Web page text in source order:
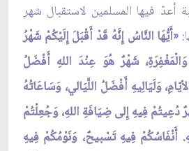
فيها المسلمين لاستقبال شهر
«أَيُّهَا النَّاسُ إِنَّهُ قَدْ أَقْبَلَ إِلَيْكُمْ شَهْرُ
وَالْمَغْفِرَةِ، شَهْرٌ هُوَ عِنْدَ اللهِ أَفْضَلُ
وَلَيَالِيهِ أَفْضَلُ اللَّيَالي، وَسَاعَاتُهُ
فِيهِ إِلى ضِيَافَةِ اللهِ، وَجُعِلْتُمْ
أَنْفَاسُكُمْ فِيهِ تَسْبيحٌ، وَنَوْمُكُمْ فِيهِ